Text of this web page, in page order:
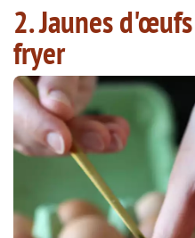
2. Jaunes
fryer